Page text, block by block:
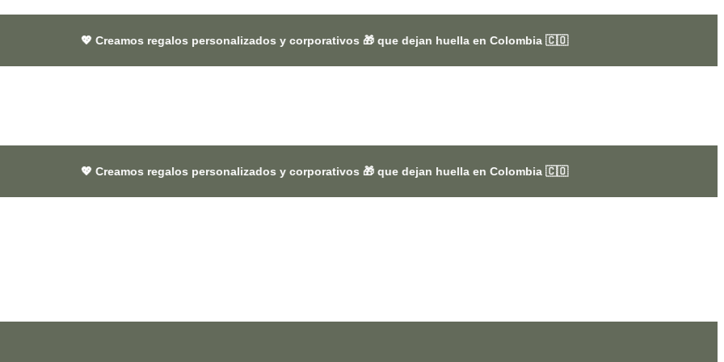
💖 Creamos regalos personalizados y corporativos 🎁 que dejan huella en Colombia 🇨🇴
💖 Creamos regalos personalizados y corporativos 🎁 que dejan huella en Colombia 🇨🇴